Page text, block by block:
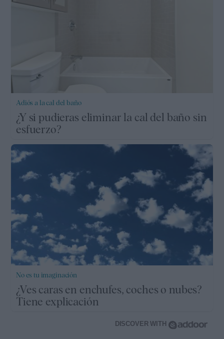
Adiós a la cal del baño
¿Y si pudieras eliminar la cal del baño sin
esfuerzo?
No es tu imaginación
¿Ves caras en enchufes, coches o nubes?
Tiene explicación
DISCOVER WITH